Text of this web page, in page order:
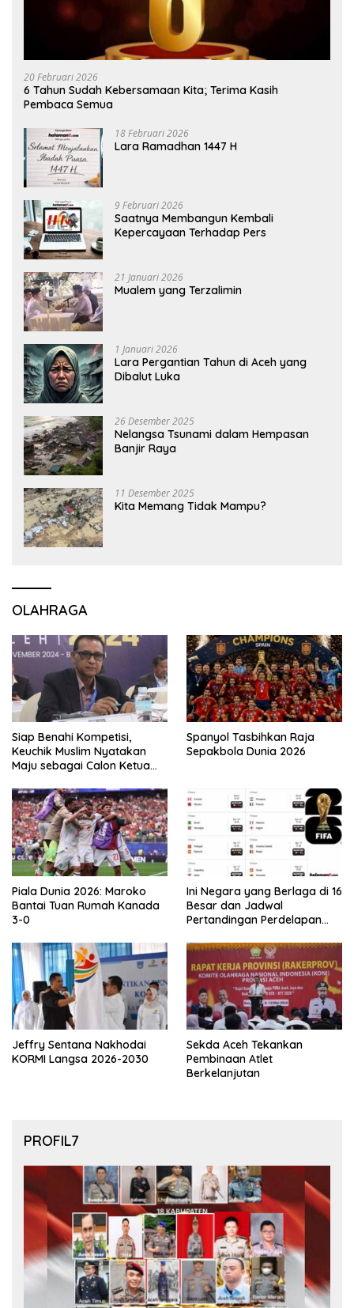
20 Februari 2026
6 Tahun Sudah Kebersamaan Kita; Terima Kasih
Pembaca Semua
18 Februari 2026
Lara Ramadhan 1447 H
9 Februari 2026
Saatnya Membangun Kembali
Kepercayaan Terhadap Pers
21 Januari 2026
Mualem yang Terzalimin
1 Januari 2026
Lara Pergantian Tahun di Aceh yang
Dibalut Luka
26 Desember 2025
Nelangsa Tsunami dalam Hempasan
Banjir Raya
11 Desember 2025
Kita Memang Tidak Mampu?
OLAHRAGA
Siap Benahi Kompetisi,
Keuchik Muslim Nyatakan
Maju sebagai Calon Ketua
Spanyol Tasbihkan Raja
Sepakbola Dunia 2026
Piala Dunia 2026: Maroko
Bantai Tuan Rumah Kanada
3-0
Ini Negara yang Berlaga di 16
Besar dan Jadwal
Pertandingan Perdelapan
Jeffry Sentana Nakhodai
KORMI Langsa 2026-2030
Sekda Aceh Tekankan
Pembinaan Atlet
Berkelanjutan
PROFIL7